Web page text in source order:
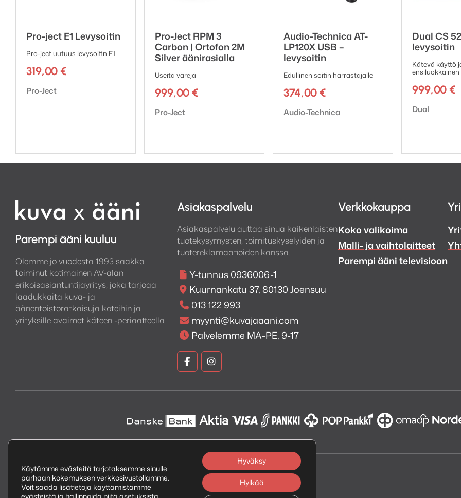
Pro-ject E1 Levysoitin
Pro-ject uutuus levysoitin E1
319,00 €
Tuotemerkki:
Pro-Ject
Pro-Ject RPM 3
Carbon | Ortofon 2M
Silver äänirasialla
Useita värejä
999,00 €
Tuotemerkki:
Pro-Ject
Audio-Technica AT-
LP120X USB –
levysoitin
Edullinen soitin harrastajalle
374,00 €
Tuotemerkki:
Audio-Technica
Dual CS
levysoitin
Kätevä käyttö
ensiluokkainen
999,00 €
Tuotemerkki:
Dual
Parempi ääni kuuluu
Olemme jo vuodesta 1993 saakka
toiminut kotimainen AV-alan
erikoisasiantuntijayritys, joka tarjoaa
laadukkaita kuva- ja
äänentoistoratkaisuja koteihin ja
yrityksille avaimet käteen -periaatteella
Asiakaspalvelu
Asiakaspalvelu auttaa sinua kaikenlaisten
tuotekysymysten, toimituskyselyiden ja
tuotereklamaatioiden kanssa.
Y-tunnus 0936006-1
Kuurnankatu 37, 80130 Joensuu
013 122 993
myynti@kuvajaaani.com
Palvelemme MA-PE, 9-17
Kuva
Facebook
Kuva
Instagram
Verkkokauppa
Koko valikoima
Malli- ja vaihtolaitteet
Parempi ääni televisioon
Copyright © 2026 Kuva ja Ääni Oy Tietosuojaseloste
Käytämme evästeitä tarjotaksemme sinulle
parhaan kokemuksen verkkosivustollamme.
Voit saada lisätietoja käyttämistämme
Hyväksy
Hylkää